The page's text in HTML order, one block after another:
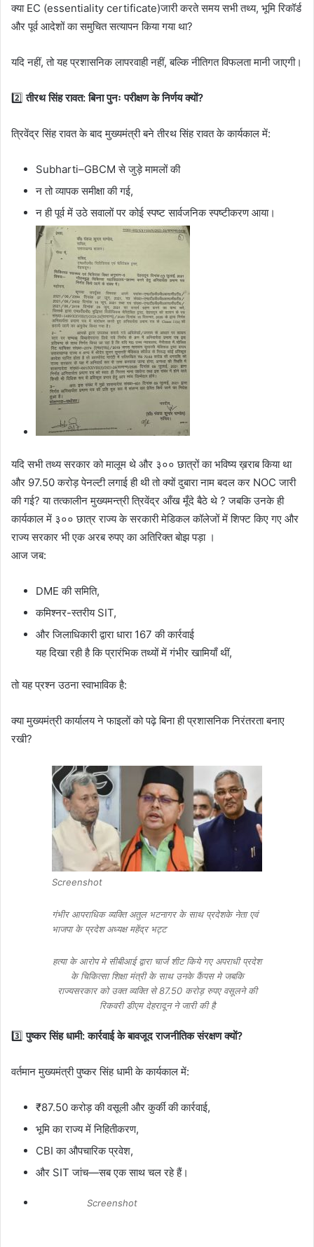
क्या EC (essentiality certificate)जारी करते समय सभी तथ्य, भूमि रिकॉर्ड
और पूर्व आदेशों का समुचित सत्यापन किया गया था?
यदि नहीं, तो यह प्रशासनिक लापरवाही नहीं, बल्कि नीतिगत विफलता मानी जाएगी।
2️⃣तीरथ सिंह रावत: बिना पुनः परीक्षण के निर्णय क्यों?
त्रिवेंद्र सिंह रावत के बाद मुख्यमंत्री बने तीरथ सिंह रावत के कार्यकाल में:
Subharti–GBCM से जुड़े मामलों की
न तो व्यापक समीक्षा की गई,
न ही पूर्व में उठे सवालों पर कोई स्पष्ट सार्वजनिक स्पष्टीकरण आया।
यदि सभी तथ्य सरकार को मालूम थे और ३०० छात्रों का भविष्य ख़राब किया था
और 97.50 करोड़ पेनल्टी लगाई ही थी तो क्यों दुबारा नाम बदल कर NOC जारी
की गई? या तत्कालीन मुख्यमन्त्री त्रिवेंद्र आँख मूँदे बैठे थे ? जबकि उनके ही
कार्यकाल में ३०० छात्र राज्य के सरकारी मेडिकल कॉलेजों में शिफ्ट किए गए और
राज्य सरकार भी एक अरब रुपए का अतिरिक्त बोझ पड़ा ।
आज जब:
DME की समिति,
कमिश्नर-स्तरीय SIT,
और जिलाधिकारी द्वारा धारा 167 की कार्रवाई
यह दिखा रही है कि प्रारंभिक तथ्यों में गंभीर खामियाँ थीं,
तो यह प्रश्न उठना स्वाभाविक है:
क्या मुख्यमंत्री कार्यालय ने फाइलों को पढ़े बिना ही प्रशासनिक निरंतरता बनाए
रखी?
Screenshot
गंभीर आपराधिक व्यक्ति अतुल भटनागर के साथ प्रदेशके नेता एवं
भाजपा के प्रदेश अध्यक्ष महेंद्र भट्ट
हत्या के आरोप मे सीबीआई द्वारा चार्ज शीट किये गए अपराधी प्रदेश
के चिकित्सा शिक्षा मंत्री के साथ उनके कैंपस मे जबकि
राज्यसरकार को उक्त व्यक्ति से 87.50 करोड़ रुपए वसूलने की
रिकवरी डीएम देहरादून ने जारी की है
3️⃣पुष्कर सिंह धामी: कार्रवाई के बावजूद राजनीतिक संरक्षण क्यों?
वर्तमान मुख्यमंत्री पुष्कर सिंह धामी के कार्यकाल में:
₹87.50 करोड़ की वसूली और कुर्की की कार्रवाई,
भूमि का राज्य में निहितीकरण,
CBI का औपचारिक प्रवेश,
और SIT जांच—सब एक साथ चल रहे हैं।
Screenshot